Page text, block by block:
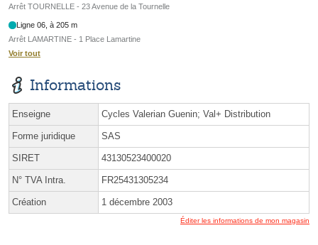
Arrêt TOURNELLE - 23 Avenue de la Tournelle
Ligne 06, à 205 m
Arrêt LAMARTINE - 1 Place Lamartine
Voir tout
Informations
Enseigne Cycles Valerian Guenin; Val+ Distribution
Forme juridique SAS
SIRET 43130523400020
N° TVA Intra. FR25431305234
Création 1 décembre 2003
Éditer les informations de mon magasin